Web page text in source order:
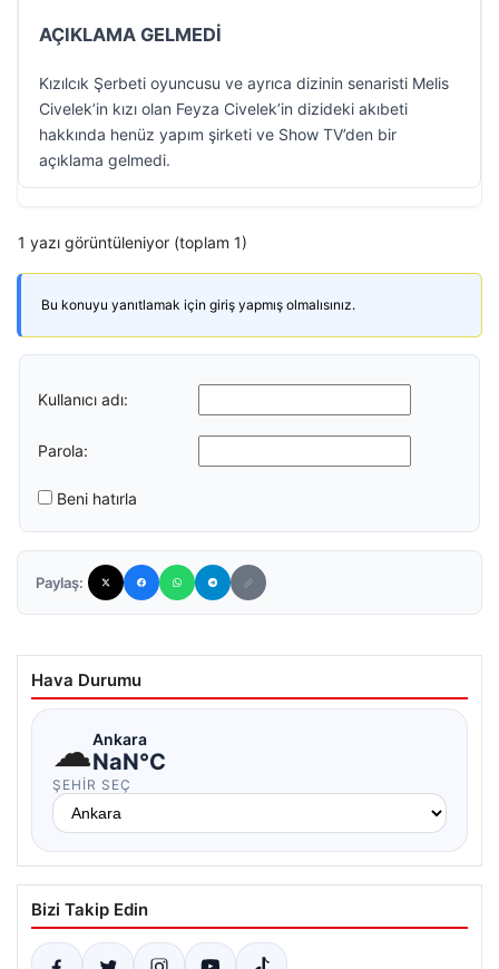
AÇIKLAMA GELMEDİ
Kızılcık Şerbeti oyuncusu ve ayrıca dizinin senaristi Melis
Civelek’in kızı olan Feyza Civelek’in dizideki akıbeti
hakkında henüz yapım şirketi ve Show TV’den bir
açıklama gelmedi.
1 yazı görüntüleniyor (toplam 1)
Bu konuyu yanıtlamak için giriş yapmış olmalısınız.
Kullanıcı adı:
Parola:
Beni hatırla
Paylaş:
Hava Durumu
☁Ankara
NaN°C
ŞEHIR SEÇ
Bizi Takip Edin